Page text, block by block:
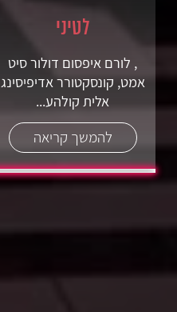
לטיני
, לורם איפסום דולור סיט
אמט, קונסקטורר אדיפיסינג
אלית קולהע...
להמשך קריאה